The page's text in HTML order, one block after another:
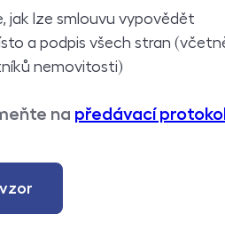
jak lze smlouvu vypovědět
a podpis všech stran
nemovitosti)
na předávací protokol